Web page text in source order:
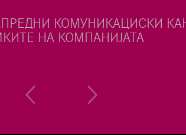
IP МРЕЖНИ РЕСУРСИ
ГОВОРНИ СЕРВИСИ
Previous